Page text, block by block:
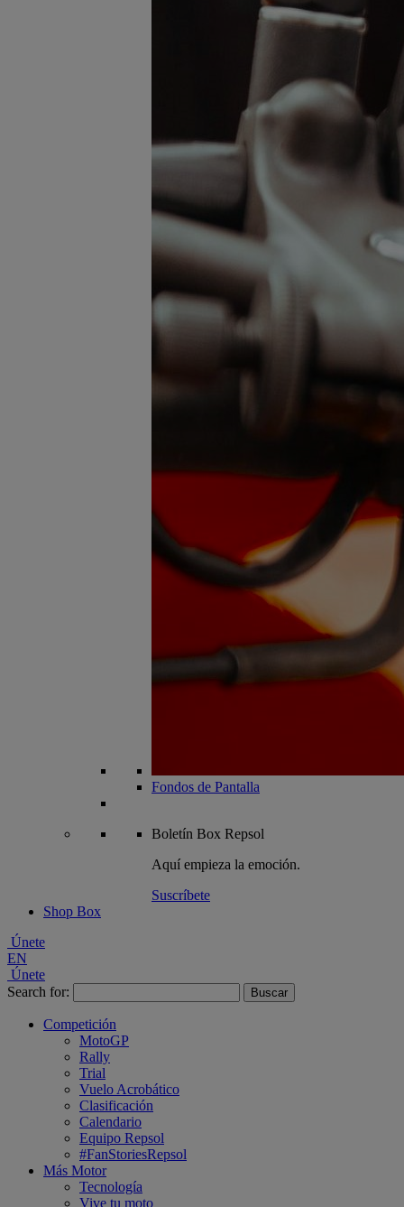
Fondos de Pantalla
Boletín Box Repsol
Aquí empieza la emoción.
Suscríbete
Shop Box
Únete
EN
Únete
Search for:
Competición
MotoGP
Rally
Trial
Vuelo Acrobático
Clasificación
Calendario
Equipo Repsol
#FanStoriesRepsol
Más Motor
Tecnología
Vive tu moto